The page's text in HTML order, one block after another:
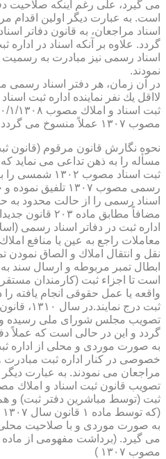
می گیرد، علی رغم اینكه صلاحیت
است. به عبارت دیگر اولین
گردد. علاوه بر آنكه اسناد در
اسناد رسمی نیز مبادرت به
نمودند.
در آن زمان، هر دفتر اسناد
لااقل یك نفر نماینده اداره ثبت
مصوب ۱۳۰۷ عملاً منسوخ می گردد .
مسأله را به ذهن تداعی می نماید
ثبت اسناد مصوب
رسمی مصوب ۱۳۰۷
اسناد رسمی را از حالت محدود به
مضافاً مطابق
اداره ثبت در دفاتر اسناد رسمی
معاملات راجع به عین یا منافع
نقل و انتقال املاك و الصاق نمودن
ابطال تمبر مربوطه و ارسال سند
است تا اجزاء ثبت (كارمندان
واقعه یا عمل حقوقی انجام یافته را
ثبت درج
به صورت موردی و محلی از اداره
خصوصی در كنار اداره ثبت مبادرت
مراجعان می نمودند. به عبارت دیگر
ثبت (توسط مباشرین دفتر ثبت) و
به صورت موردی و با صلاحیت
مصوب ۱۳۰۷ )